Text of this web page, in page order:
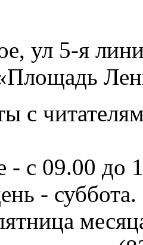
, ул 5-я
с
- с 09.00 до
- суббота.